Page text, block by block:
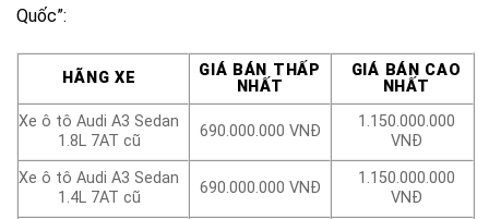
Quốc”:
HÃNG XE
GIÁ BÁN THẤP
NHẤT
GIÁ BÁN CAO
NHẤT
Xe ô tô Audi A3 Sedan
1.8L 7AT cũ
690.000.000 VNĐ
1.150.000.000
VNĐ
Xe ô tô Audi A3 Sedan
1.4L 7AT cũ
690.000.000 VNĐ
1.150.000.000
VNĐ